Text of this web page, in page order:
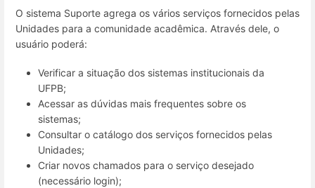
O sistema Suporte agrega os vários serviços fornecidos pelas
Unidades para a comunidade acadêmica. Através dele, o
usuário poderá:
Verificar a situação dos sistemas institucionais da
UFPB;
Acessar as dúvidas mais frequentes sobre os
sistemas;
Consultar o catálogo dos serviços fornecidos pelas
Unidades;
Criar novos chamados para o serviço desejado
(necessário login);